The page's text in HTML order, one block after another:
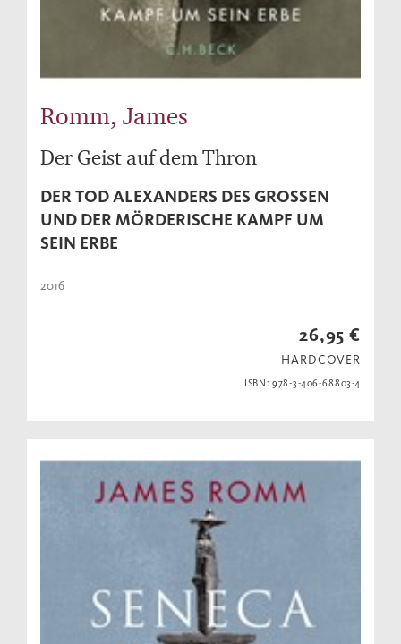
Romm, James
Der Geist auf dem Thron
DER TOD ALEXANDERS DES GROSSEN U
ND DER MÖRDERISCHE KAMPF UM S
EIN ERBE
2016
26,95 €
HARDCOVER
ISBN: 978-3-406-68803-4